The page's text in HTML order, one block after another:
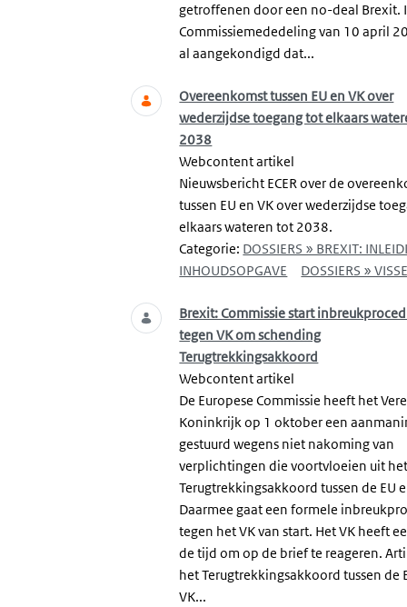
getroffenen door een no-deal Brexit.
Commissiemededeling van 10 april
al aangekondigd dat...
Overeenkomst tussen EU en VK over
wederzijdse toegang tot elkaars
2038
Webcontent artikel
Nieuwsbericht ECER over de
tussen EU en VK over wederzijdse
elkaars wateren tot 2038.
Categorie: DOSSIERS » BREXIT:
INHOUDSOPGAVE
DOSSIERS »
Brexit: Commissie start
tegen VK om schending
Terugtrekkingsakkoord
Webcontent artikel
De Europese Commissie heeft het
Koninkrijk op 1 oktober een
gestuurd wegens niet nakoming van
verplichtingen die voortvloeien uit
Terugtrekkingsakkoord tussen de EU
Daarmee gaat een formele
tegen het VK van start. Het VK heeft
de tijd om op de brief te reageren.
het Terugtrekkingsakkoord tussen de
VK...